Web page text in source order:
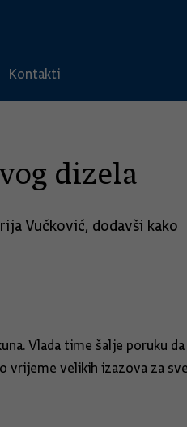
Kontakti
dizela
Vučković, dodavši kako
Vlada time šalje poruku
vrijeme velikih izazova za